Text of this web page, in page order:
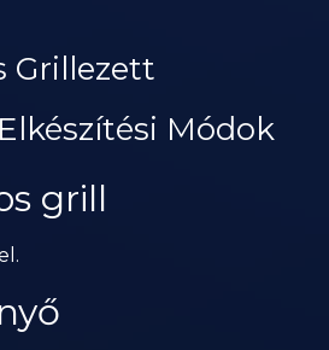
Grillezett
Módok
grill